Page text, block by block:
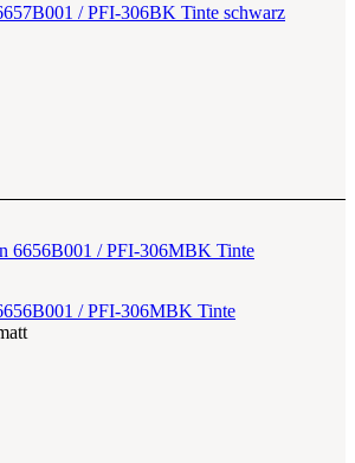
/ PFI-306BK Tinte schwarz
/ PFI-306MBK Tinte